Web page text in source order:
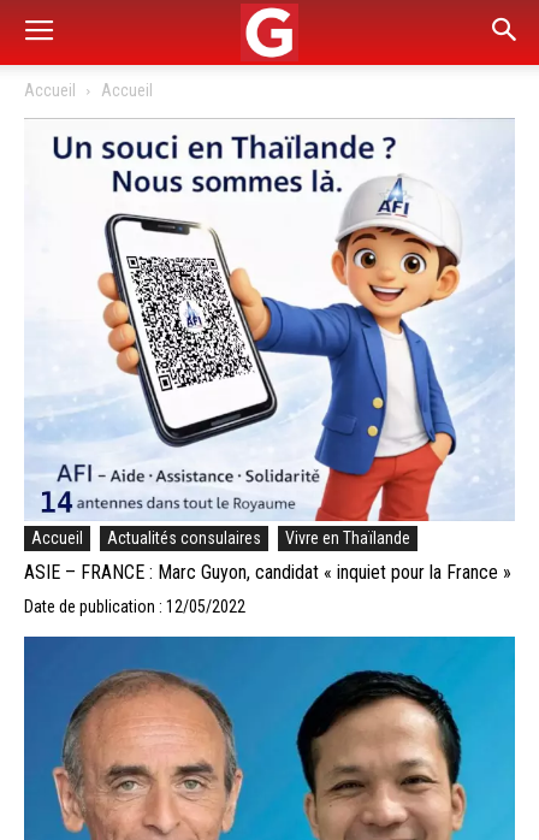
Accueil Accueil
Accueil Actualités consulaires Vivre en Thaïlande
ASIE – FRANCE : Marc Guyon, candidat « inquiet pour la France »
Date de publication : 12/05/2022